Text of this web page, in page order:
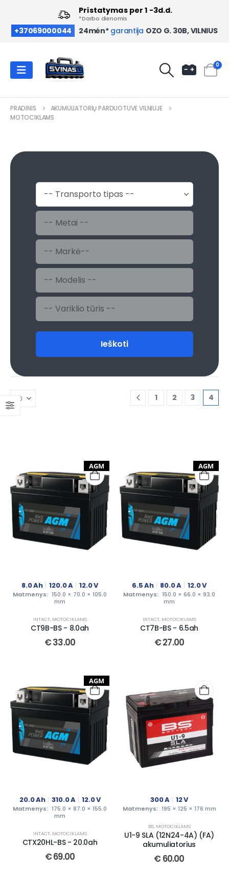
+37069000044 24mėn* garantija OZO G. 30B, VILNIUS
Pristatymas per 1 -3d.d.
*Darbo dienomis
0
PRADINIS
AKUMULIATORIŲ PARDUOTUVĖ VILNIUJE
MOTOCIKLAMS
Ieškoti
1 2 3 4
AGM
8.0Ah 120.0A 12.0V
Matmenys: 150.0 × 70.0 × 105.0
mm
INTACT, MOTOCIKLAMS
CT9B-BS - 8.0ah
€33.00
AGM
6.5Ah 80.0A 12.0V
Matmenys: 150.0 × 66.0 × 93.0
mm
INTACT, MOTOCIKLAMS
CT7B-BS - 6.5ah
€27.00
AGM
20.0Ah 310.0A 12.0V
Matmenys: 175.0 × 87.0 × 155.0
mm
INTACT, MOTOCIKLAMS
CTX20HL-BS - 20.0ah
€69.00
300A 12V
Matmenys: 195 × 125 × 176 mm
BS, MOTOCIKLAMS
U1-9 SLA (12N24-4A) (FA)
akumuliatorius
€ 60.00